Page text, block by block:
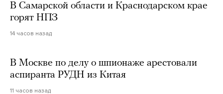
В Самарской области и Краснодарском крае
горят НПЗ
14 часов назад
В Москве по делу о шпионаже арестовали
аспиранта РУДН из Китая
11 часов назад